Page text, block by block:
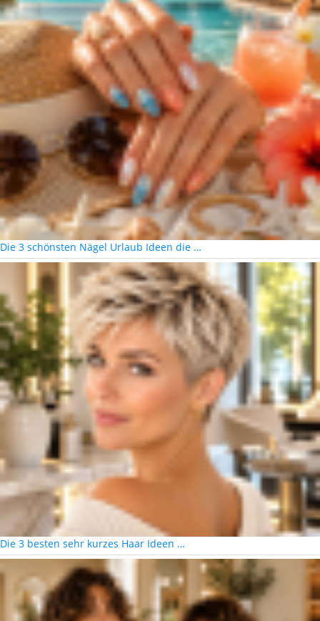
Die 3 schönsten Nägel Urlaub Ideen die …
Die 3 besten sehr kurzes Haar Ideen …